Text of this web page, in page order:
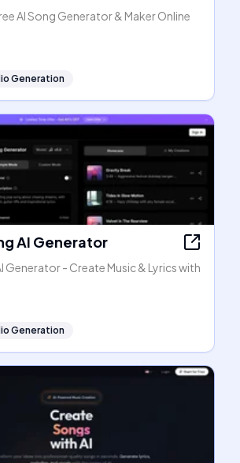
AI Song Generator & Maker Online
Generation
AI Generator
Generator - Create Music & Lyrics with
Generation